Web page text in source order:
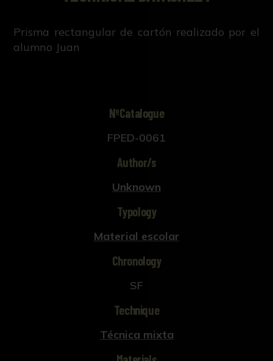
Prisma rectangular de cartón realizado por el
alumno Juan
NºCatalogue
FPED-0061
Author/s
Unknown
Typology
Material escolar
Chronology
SF
Technique
Técnica mixta